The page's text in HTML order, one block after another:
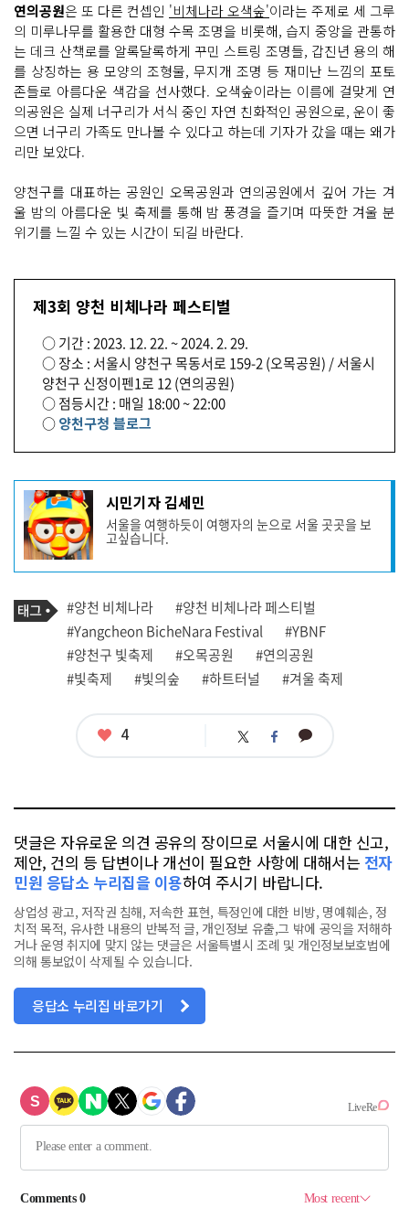
연의공원은 또 다른 컨셉인 '비체나라 오색숲'이라는 주제로 세 그루
의 미루나무를 활용한 대형 수목 조명을 비롯해, 습지 중앙을 관통하
는 데크 산책로를 알록달록하게 꾸민 스트링 조명들, 갑진년 용의 해
를 상징하는 용 모양의 조형물, 무지개 조명 등 재미난 느낌의 포토
존들로 아름다운 색감을 선사했다. 오색숲이라는 이름에 걸맞게 연
의공원은 실제 너구리가 서식 중인 자연 친화적인 공원으로, 운이 좋
으면 너구리 가족도 만나볼 수 있다고 하는데 기자가 갔을 때는 왜가
리만 보았다.
양천구를 대표하는 공원인 오목공원과 연의공원에서 깊어 가는 겨
울 밤의 아름다운 빛 축제를 통해 밤 풍경을 즐기며 따뜻한 겨울 분
위기를 느낄 수 있는 시간이 되길 바란다.
제3회 양천 비체나라 페스티벌
○ 기간 : 2023. 12. 22. ~ 2024. 2. 29.
○ 장소 : 서울시 양천구 목동서로 159-2 (오목공원) / 서울시
양천구 신정이펜1로 12 (연의공원)
○ 점등시간 : 매일 18:00 ~ 22:00
○양천구청 블로그
기
사
작
성
자
프
필
시민기자 김세민
서울을 여행하듯이 여행자의 눈으로 서울 곳곳을 보
고싶습니다.
기
사
관
련
태
그
태
그
#양천 비체나라
#양천 비체나라 페스티벌
#Yangcheon BicheNara Festival
#YBNF
#양천구 빛축제
#오목공원
#연의공원
#빛축제
#빛의숲 #하트터널 #겨울 축제
좋
4 트 페 카
댓글은 자유로운 의견 공유의 장이므로 서울시에 대한 신고,
제안, 건의 등 답변이나 개선이 필요한 사항에 대해서는 전자
민원 응답소 누리집을 이용하여 주시기 바랍니다.
상업성 광고, 저작권 침해, 저속한 표현, 특정인에 대한 비방, 명예훼손, 정
치적 목적, 유사한 내용의 반복적 글, 개인정보 유출,그 밖에 공익을 저해하
거나 운영 취지에 맞지 않는 댓글은 서울특별시 조례 및 개인정보보호법에
의해 통보없이 삭제될 수 있습니다.
응답소 누리집 바로가기